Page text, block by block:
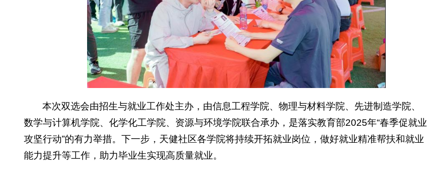
本次双选会由招生与就业工作处主办，由信息工程学院、物理与材料学院、先进制造学院、
数学与计算机学院、化学化工学院、资源与环境学院联合承办，是落实教育部2025年“春季促就业
攻坚行动”的有力举措。下一步，天健社区各学院将持续开拓就业岗位，做好就业精准帮扶和就业
能力提升等工作，助力毕业生实现高质量就业。